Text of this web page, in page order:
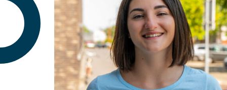
Contact
Noutăți
Echipa noastră